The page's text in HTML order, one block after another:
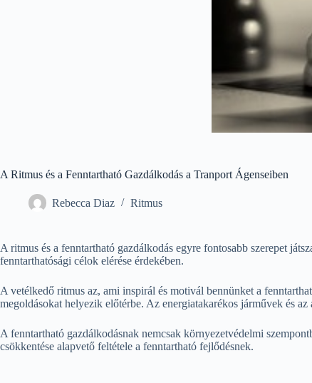
A Ritmus és a Fenntartható Gazdálkodás a Tranport Ágenseiben
Rebecca Diaz Ritmus
A ritmus és a fenntartható gazdálkodás egyre fontosabb szerepet
fenntarthatósági célok elérése érdekében.
A vetélkedő ritmus az, ami inspirál és motivál bennünket a
megoldásokat helyezik előtérbe. Az energiatakarékos járművek és
A fenntartható gazdálkodásnak nemcsak környezetvédelmi
csökkentése alapvető feltétele a fenntartható fejlődésnek.